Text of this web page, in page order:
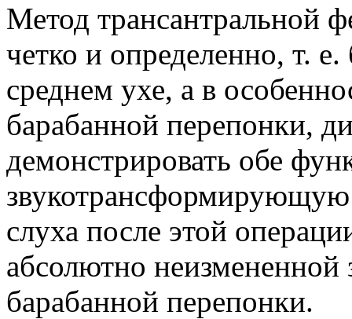
Метод трансантральной
четко и определенно, т.
среднем ухе, а в
барабанной перепонки,
демонстрировать обе
слуха после этой
абсолютно
барабанной перепонки.